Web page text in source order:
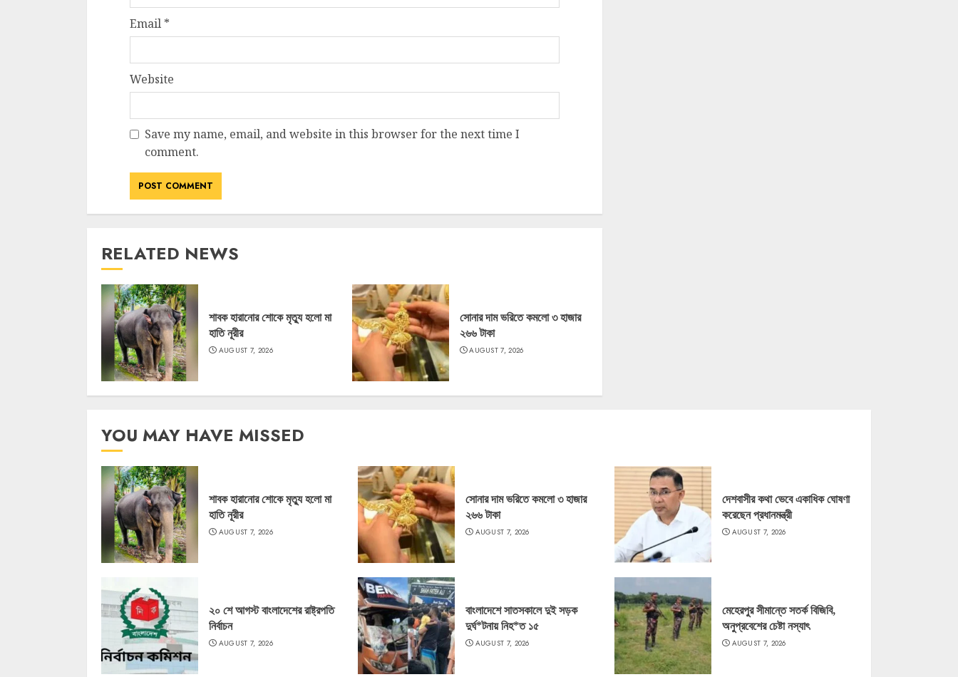
Email *
Website
Save my name, email, and website in this browser for the next time I
comment.
RELATED NEWS
শাবক হারানোর শোকে মৃত্যু হলো মা
হাতি নূরীর
AUGUST 7, 2026
সোনার দাম ভরিতে কমলো ৩ হাজার
২৬৬ টাকা
AUGUST 7, 2026
YOU MAY HAVE MISSED
শাবক হারানোর শোকে মৃত্যু হলো মা
হাতি নূরীর
AUGUST 7, 2026
সোনার দাম ভরিতে কমলো ৩ হাজার
২৬৬ টাকা
AUGUST 7, 2026
দেশবাসীর কথা ভেবে একাধিক ঘোষণা
করেছেন প্রধানমন্ত্রী
AUGUST 7, 2026
২০ শে আগস্ট বাংলাদেশের রাষ্ট্রপতি
নির্বাচন
AUGUST 7, 2026
বাংলাদেশে সাতসকালে দুই সড়ক
দুর্ঘ*টনায় নিহ*ত ১৫
AUGUST 7, 2026
মেহেরপুর সীমান্তে সতর্ক বিজিবি,
অনুপ্রবেশের চেষ্টা নস্যাৎ
AUGUST 7, 2026